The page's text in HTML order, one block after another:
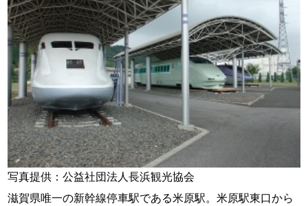
写真提供：公益社団法人長浜観光協会
滋賀県唯一の新幹線停車駅である米原駅。米原駅東口から